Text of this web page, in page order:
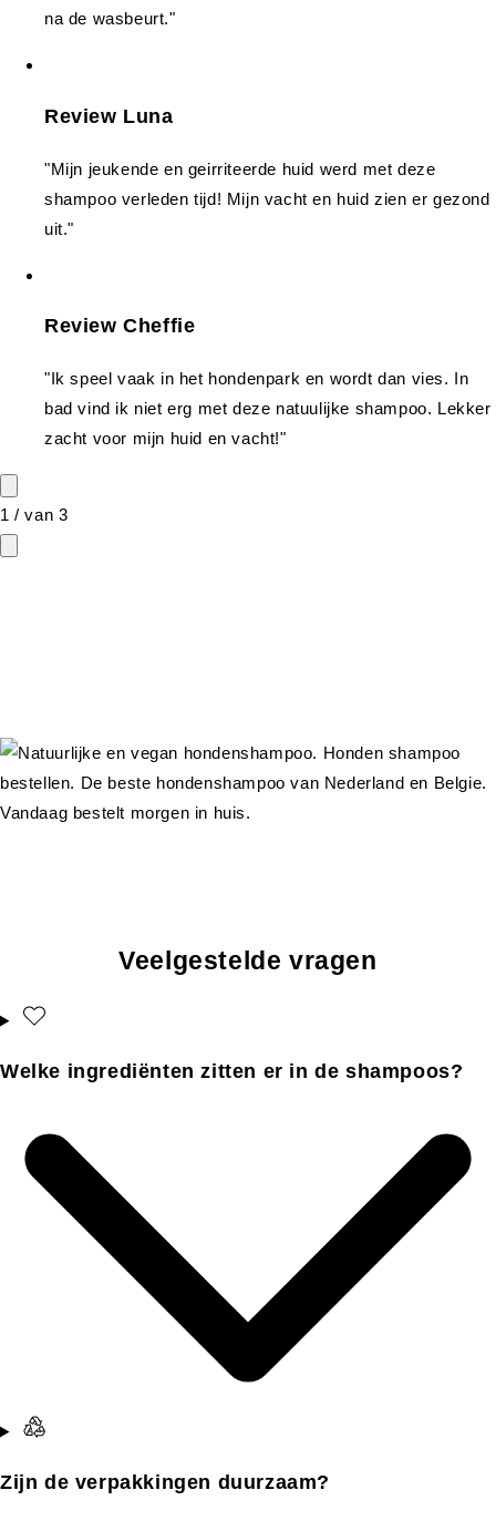
na de wasbeurt."
Review Luna
"Mijn jeukende en geirriteerde huid werd met deze
shampoo verleden tijd! Mijn vacht en huid zien er gezond
uit."
Review Cheffie
"Ik speel vaak in het hondenpark en wordt dan vies. In
bad vind ik niet erg met deze natuulijke shampoo. Lekker
zacht voor mijn huid en vacht!"
1 /van 3
Veelgestelde vragen
Welke ingrediënten zitten er in de shampoos?
Zijn de verpakkingen duurzaam?